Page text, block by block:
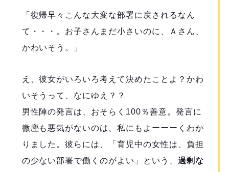
「復帰早々こんな大変な部署に戻されるなん
て・・・。お子さんまだ小さいのに、Ａさん、
かわいそう。」
え、彼女がいろいろ考えて決めたことよ？かわ
いそうって、なにゆえ？？
男性陣の発言は、おそらく100％善意。発言に
微塵も悪気がないのは、私にもよーーーくわか
りました。彼らには、「育児中の女性は、負担
の少ない部署で働くのがよい」という、 過剰な